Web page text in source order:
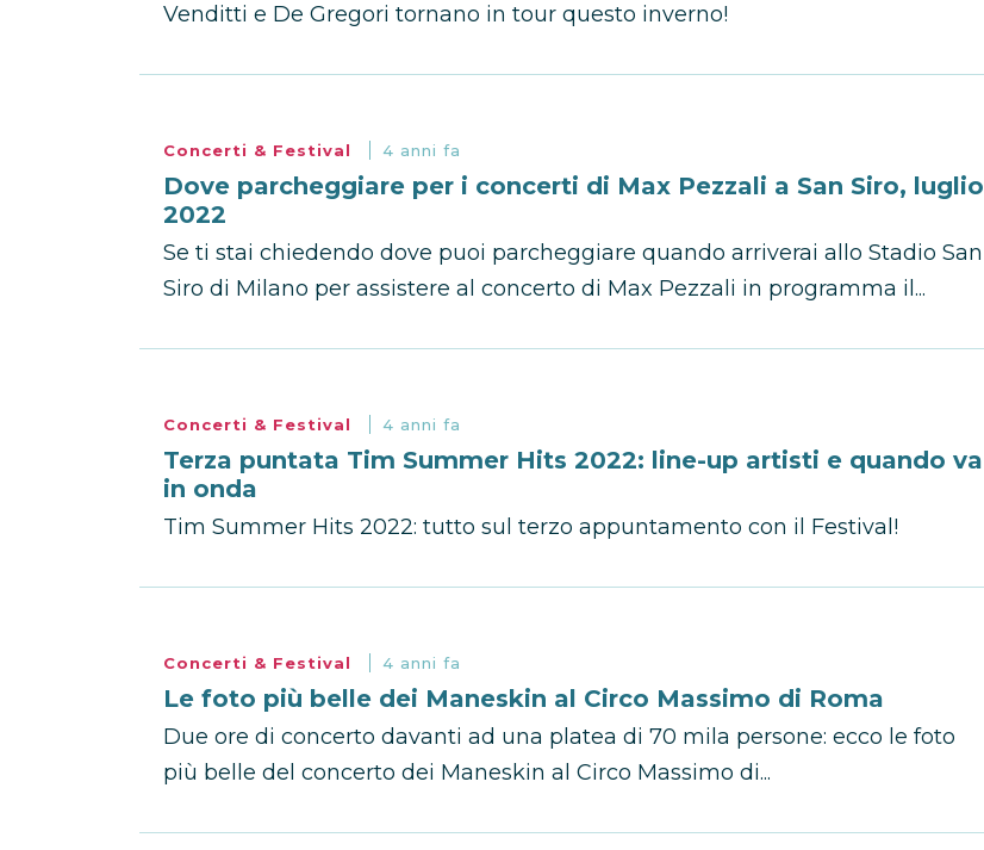
Venditti e De Gregori tornano in tour questo inverno!
Concerti & Festival 4 anni fa
Dove parcheggiare per i concerti di Max Pezzali a San Siro, luglio
2022
Se ti stai chiedendo dove puoi parcheggiare quando arriverai allo Stadio San
Siro di Milano per assistere al concerto di Max Pezzali in programma il...
Concerti & Festival 4 anni fa
Terza puntata Tim Summer Hits 2022: line-up artisti e quando va
in onda
Tim Summer Hits 2022: tutto sul terzo appuntamento con il Festival!
Concerti & Festival 4 anni fa
Le foto più belle dei Maneskin al Circo Massimo di Roma
Due ore di concerto davanti ad una platea di 70 mila persone: ecco le foto
più belle del concerto dei Maneskin al Circo Massimo di...